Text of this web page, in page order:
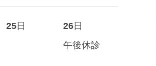
25 日 26 日
午後休診